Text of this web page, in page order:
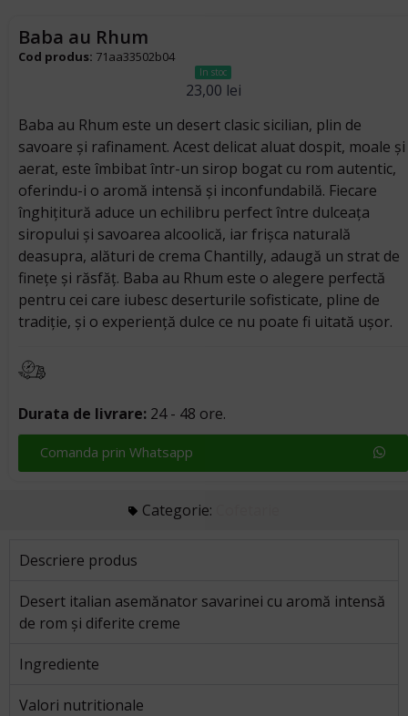
Baba au Rhum
Cod produs: 71aa33502b04
In stoc
23,00 lei
Baba au Rhum este un desert clasic sicilian, plin de
savoare și rafinament. Acest delicat aluat dospit, moale și
aerat, este îmbibat într-un sirop bogat cu rom autentic,
oferindu-i o aromă intensă și inconfundabilă. Fiecare
înghițitură aduce un echilibru perfect între dulceața
siropului și savoarea alcoolică, iar frișca naturală
deasupra, alături de crema Chantilly, adaugă un strat de
finețe și răsfăț. Baba au Rhum este o alegere perfectă
pentru cei care iubesc deserturile sofisticate, pline de
tradiție, și o experiență dulce ce nu poate fi uitată ușor.
Durata de livrare: 24 - 48 ore.
Comanda prin Whatsapp
Categorie:
Descriere produs
Desert italian asemănator savarinei cu aromă intensă
de rom și diferite creme
Ingrediente
Valori nutritionale